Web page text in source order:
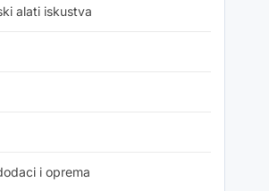
alati iskustva
i oprema